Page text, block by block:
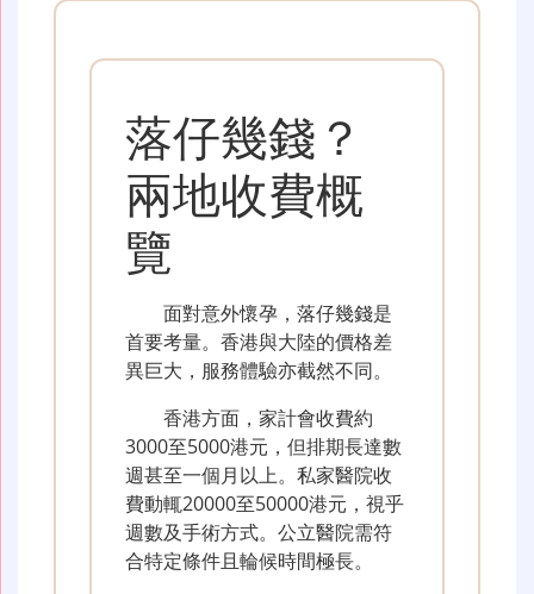
落仔幾錢？
兩地收費概
覽
面對意外懷孕，落仔幾錢是
首要考量。香港與大陸的價格差
異巨大，服務體驗亦截然不同。
香港方面，家計會收費約
3000至5000港元，但排期長達數
週甚至一個月以上。私家醫院收
費動輒20000至50000港元，視乎
週數及手術方式。公立醫院需符
合特定條件且輪候時間極長。